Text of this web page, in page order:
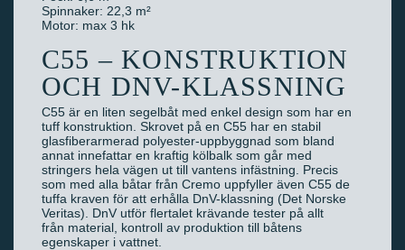
Spinnaker: 22,3 m²
Motor: max 3 hk
C55 – KONSTRUKTION
OCH DNV-KLASSNING
C55 är en liten segelbåt med enkel design som har en
tuff konstruktion. Skrovet på en C55 har en stabil
glasfiberarmerad polyester-uppbyggnad som bland
annat innefattar en kraftig kölbalk som går med
stringers hela vägen ut till vantens infästning. Precis
som med alla båtar från Cremo uppfyller även C55 de
tuffa kraven för att erhålla DnV-klassning (Det Norske
Veritas). DnV utför flertalet krävande tester på allt
från material, kontroll av produktion till båtens
egenskaper i vattnet.